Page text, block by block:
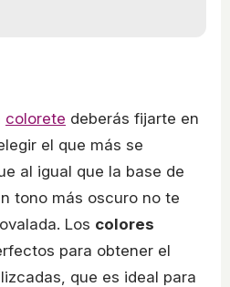
colorete deberás fijarte en
el que más se
al igual que la base de
tono más oscuro no te
Los colores
para obtener el
que es ideal para